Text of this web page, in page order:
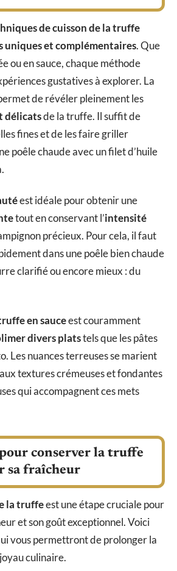
de cuisson de la truffe
uniques et complémentaires. Que
ou en sauce, chaque méthode
gustatives à explorer. La
de révéler pleinement les
délicatsde la truffe. Il suffit de
fines et de les faire griller
poêle chaude avec un filet d’huile
est idéale pour obtenir une
tout en conservant l’intensité
précieux. Pour cela, il faut
dans une poêle bien chaude
clarifié ou encore mieux : du
en sauceest couramment
divers platstels que les pâtes
Les nuances terreuses se marient
textures crémeuses et fondantes
qui accompagnent ces mets
pour conserver la truffe
sa fraîcheur
la truffeest une étape cruciale pour
et son goût exceptionnel. Voici
vous permettront de prolonger la
culinaire.